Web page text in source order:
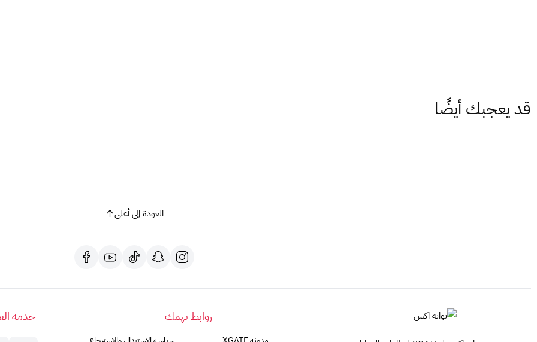
قد يعجبك أيضًا
العودة إلى أعلى
روابط تهمك خدمة